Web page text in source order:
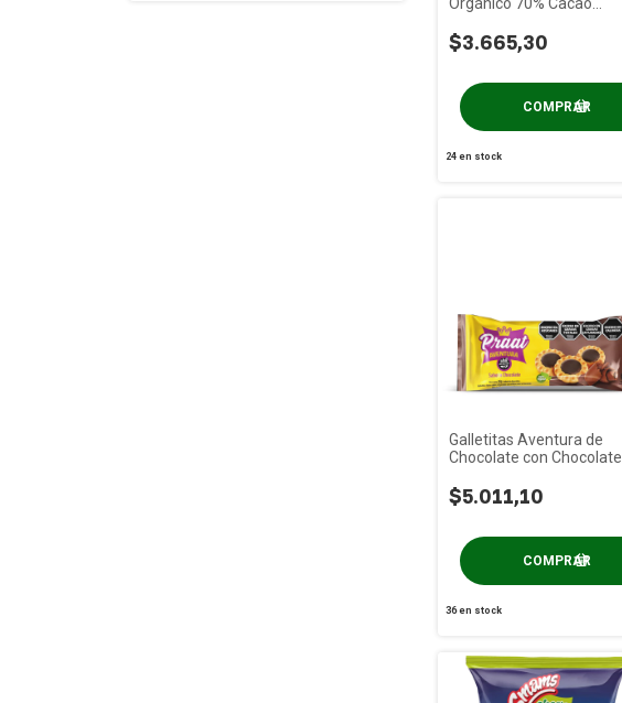
Orgánico 70% Cacao
$3.665,30
24en stock
Galletitas Aventura de
Chocolate con Chocolate
$5.011,10
36en stock